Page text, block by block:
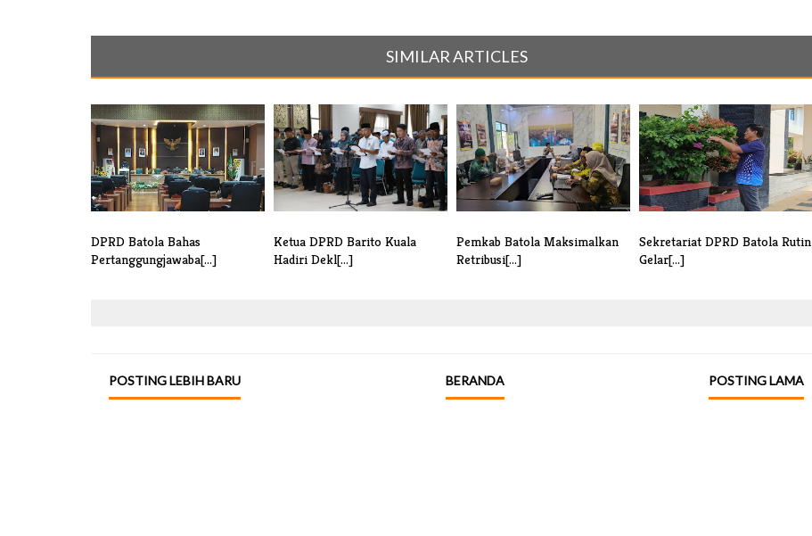
SIMILAR ARTICLES
DPRD Batola Bahas
Pertanggungjawaba[...]
Ketua DPRD Barito Kuala
Hadiri Dekl[...]
Pemkab Batola Maksimalkan
Retribusi[...]
Sekretariat DPRD Batola Rutin
Gelar[...]
POSTING LEBIH BARU POSTING LAMA
BERANDA